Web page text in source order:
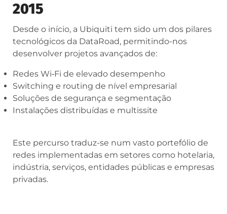
2015
Desde o início, a Ubiquiti tem sido um dos pilares
tecnológicos da DataRoad, permitindo-nos
desenvolver projetos avançados de:
Redes Wi‑Fi de elevado desempenho
Switching e routing de nível empresarial
Soluções de segurança e segmentação
Instalações distribuídas e multissite
Este percurso traduz-se num vasto portefólio de
redes implementadas em setores como hotelaria,
indústria, serviços, entidades públicas e empresas
privadas.